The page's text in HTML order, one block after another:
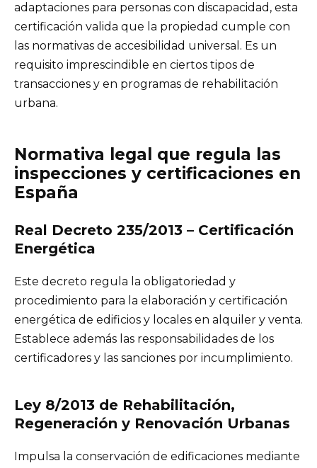
adaptaciones para personas con discapacidad, esta
certificación valida que la propiedad cumple con
las normativas de accesibilidad universal. Es un
requisito imprescindible en ciertos tipos de
transacciones y en programas de rehabilitación
urbana.
Normativa legal que regula las
inspecciones y certificaciones en
España
Real Decreto 235/2013 – Certificación
Energética
Este decreto regula la obligatoriedad y
procedimiento para la elaboración y certificación
energética de edificios y locales en alquiler y venta.
Establece además las responsabilidades de los
certificadores y las sanciones por incumplimiento.
Ley 8/2013 de Rehabilitación,
Regeneración y Renovación Urbanas
Impulsa la conservación de edificaciones mediante